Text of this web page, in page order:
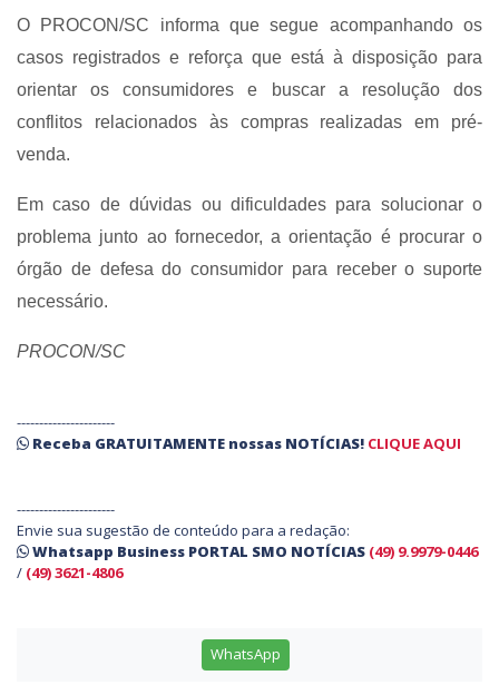
O PROCON/SC informa que segue acompanhando os
casos registrados e reforça que está à disposição para
orientar os consumidores e buscar a resolução dos
conflitos relacionados às compras realizadas em pré-
venda.
Em caso de dúvidas ou dificuldades para solucionar o
problema junto ao fornecedor, a orientação é procurar o
órgão de defesa do consumidor para receber o suporte
necessário.
PROCON/SC
----------------------
Receba GRATUITAMENTE nossas NOTÍCIAS! CLIQUE AQUI
----------------------
Envie sua sugestão de conteúdo para a redação:
Whatsapp Business PORTAL SMO NOTÍCIAS (49) 9.9979-0446
/ (49) 3621-4806
WhatsApp